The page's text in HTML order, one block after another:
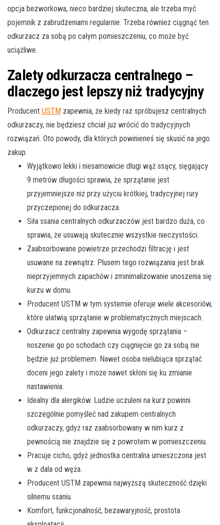
opcja bezworkowa, nieco bardziej skuteczna, ale trzeba myć
pojemnik z zabrudzeniami regularnie. Trzeba również ciągnąć ten
odkurzacz za sobą po całym pomieszczeniu, co może być
uciążliwe.
Zalety odkurzacza centralnego –
dlaczego jest lepszy niż tradycyjny
Producent USTM zapewnia, że kiedy raz spróbujesz centralnych
odkurzaczy, nie będziesz chciał już wrócić do tradycyjnych
rozwiązań. Oto powody, dla których powinieneś się skusić na jego
zakup.
Wyjątkowo lekki i niesamowicie długi wąż ssący, sięgający
9 metrów długości sprawia, że sprzątanie jest
przyjemniejsze niż przy użyciu krótkiej, tradycyjnej rury
przyczepionej do odkurzacza.
Siła ssania centralnych odkurzaczów jest bardzo duża, co
sprawia, że usuwają skutecznie wszystkie nieczystości.
Zaabsorbowane powietrze przechodzi filtrację i jest
usuwane na zewnątrz. Plusem tego rozwiązania jest brak
nieprzyjemnych zapachów i zminimalizowanie unoszenia się
kurzu w domu.
Producent USTM w tym systemie oferuje wiele akcesoriów,
które ułatwią sprzątanie w problematycznych miejscach.
Odkurzacz centralny zapewnia wygodę sprzątania –
noszenie go po schodach czy ciągnięcie go za sobą nie
będzie już problemem. Nawet osoba nielubiąca sprzątać
doceni jego zalety i może nawet skłoni się ku zmianie
nastawienia.
Idealny dla alergików. Ludzie uczuleni na kurz powinni
szczególnie pomyśleć nad zakupem centralnych
odkurzaczy, gdyż raz zaabsorbowany w nim kurz z
pewnością nie znajdzie się z powrotem w pomieszczeniu.
Pracuje cicho, gdyż jednostka centralna umieszczona jest
w z dala od węża.
Producent USTM zapewnia najwyższą skuteczność dzięki
silnemu ssaniu.
Komfort, funkcjonalność, bezawaryjność, prostota